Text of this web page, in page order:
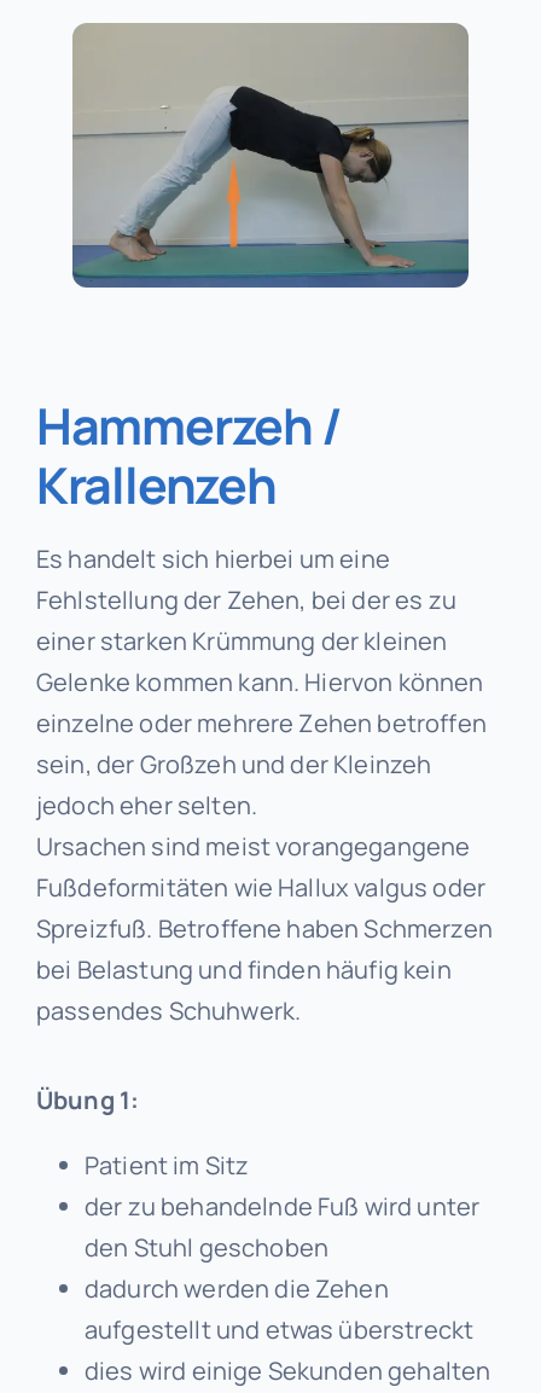
Hammerzeh /
Krallenzeh
Es handelt sich hierbei um eine
Fehlstellung der Zehen, bei der es zu
einer starken Krümmung der kleinen
Gelenke kommen kann. Hiervon können
einzelne oder mehrere Zehen betroffen
sein, der Großzeh und der Kleinzeh
jedoch eher selten.
Ursachen sind meist vorangegangene
Fußdeformitäten wie Hallux valgus oder
Spreizfuß. Betroffene haben Schmerzen
bei Belastung und finden häufig kein
passendes Schuhwerk.
Übung 1:
Patient im Sitz
der zu behandelnde Fuß wird unter
den Stuhl geschoben
dadurch werden die Zehen
aufgestellt und etwas überstreckt
dies wird einige Sekunden gehalten